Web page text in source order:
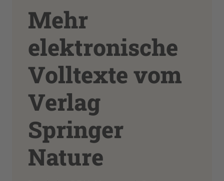
Mehr
elektronische
Volltexte vom
Verlag
Springer
Nature